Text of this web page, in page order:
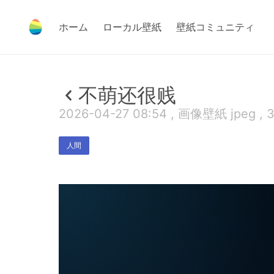
ホーム ローカル壁紙 壁紙コミュニティ
不萌还很贱
2026-04-27 08:54 , 画像壁紙 jpeg ,
人間